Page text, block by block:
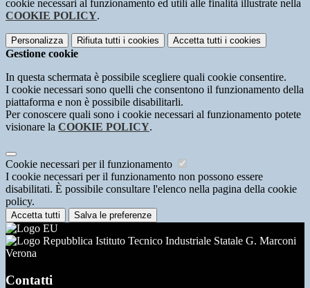
cookie necessari al funzionamento ed utili alle finalità illustrate nella
COOKIE POLICY.
Personalizza Rifiuta tutti i cookies Accetta tutti i cookies
Gestione cookie
In questa schermata è possibile scegliere quali cookie consentire.
I cookie necessari sono quelli che consentono il funzionamento della
piattaforma e non è possibile disabilitarli.
Per conoscere quali sono i cookie necessari al funzionamento potete
visionare la COOKIE POLICY.
Cookie necessari per il funzionamento
I cookie necessari per il funzionamento non possono essere
disabilitati. È possibile consultare l'elenco nella pagina della cookie
policy.
Accetta tutti Salva le preferenze
Istituto Tecnico Industriale Statale G. Marconi
Verona
Contatti